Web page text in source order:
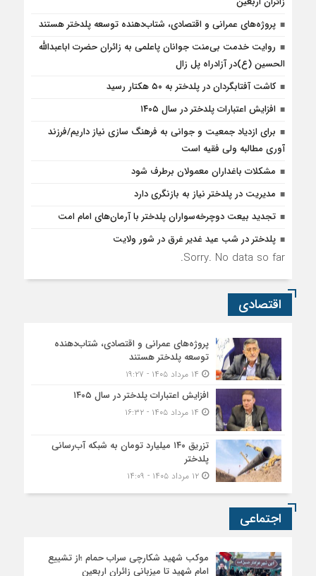
پروژه‌های عمرانی و اقتصادی، شتاب‌دهنده توسعه پلدختر هستند
روایت خدمت بی‌منت جوانان پاعلمی به زائران حضرت اباعبدالله
الحسین (ع)در آزادراه پل زال
کاشت آفتابگردان در پلدختر به ۵۰ هکتار رسید
افزایش اعتبارات پلدختر در سال ۱۴۰۵
برای ازدیاد جمعیت و جوانی به فرهنگ سازی نیاز داریم/فرزند
آوری مطالبه ولی فقیه است
مشکلات باغداران معمولان برطرف شود
مدیریت در پلدختر نیاز به بازنگری دارد
تجدید بیعت دوچرخه‌سواران پلدختر با آرمان‌های امام امت
پلدختر در شب عید غدیر غرق در شور ولایت
Sorry. No data so far.
اقتصادی
پروژه‌های عمرانی و اقتصادی، شتاب‌دهنده
توسعه پلدختر هستند
افزایش اعتبارات پلدختر در سال ۱۴۰۵
تزریق ۱۴۰ میلیارد تومان به شبکه آب‌رسانی
پلدختر
۱۲ مرداد ۱۴۰۵ - ۱۴:۰۹
اجتماعی
موکب شهید شکارچی سراب حمام ؛از تشییع
امام شهید تا میزبانی زائران اربعین